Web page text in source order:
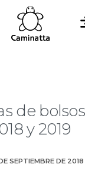
de
y 2019
SEPTIEMBRE DE 2018